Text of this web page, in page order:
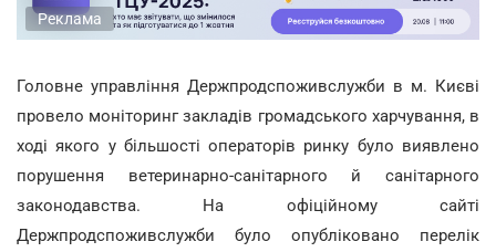
Реклама
Головне управління Держпродспоживслужби в м. Києві
провело моніторинг закладів громадського харчування, в
ході якого у більшості операторів ринку було виявлено
порушення ветеринарно-санітарного й санітарного
законодавства. На офіційному сайті
Держпродспоживслужби було опубліковано перелік